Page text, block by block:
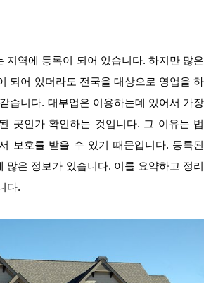
지역에 등록이 되어 있습니다. 하지만 많은
되어 있더라도 전국을 대상으로 영업을 하
습니다. 대부업은 이용하는데 있어서 가장
곳인가 확인하는 것입니다. 그 이유는 법
보호를 받을 수 있기 때문입니다. 등록된
많은 정보가 있습니다. 이를 요약하고 정리
다.